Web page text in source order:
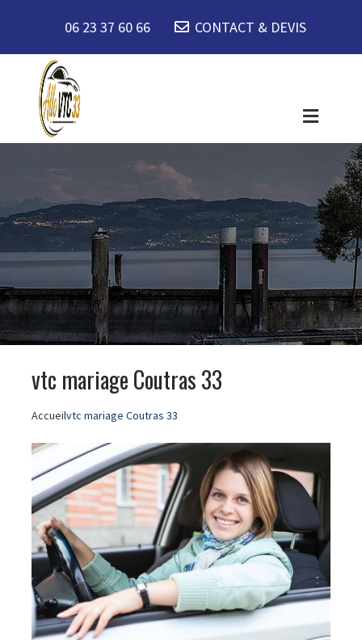
06 23 37 60 66 CONTACT & DEVIS
vtc mariage Coutras 33
Accueilvtc mariage Coutras 33